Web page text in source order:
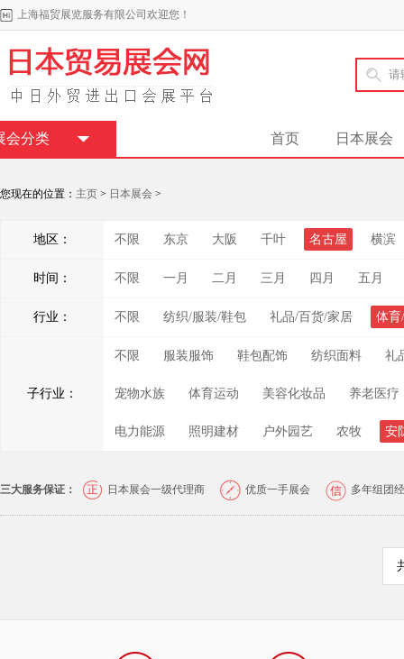
上海福贸展览服务有限公司欢迎您！
首页 日本展会
会分类
您现在的位置： 主页 > 日本展会 >
地区： 不限 东京 大阪 千叶 名古屋 横滨
时间： 不限 一月 二月 三月 四月 五月
行业： 不限 纺织/服装/鞋包 礼品/百货/家居 体育
子行业：
不限 服装服饰 鞋包配饰 纺织面料 礼
宠物水族 体育运动 美容化妆品 养老医疗
电力能源 照明建材 户外园艺 农牧 安
三大服务保证： 日本展会一级代理商 优质一手展会 多年组团